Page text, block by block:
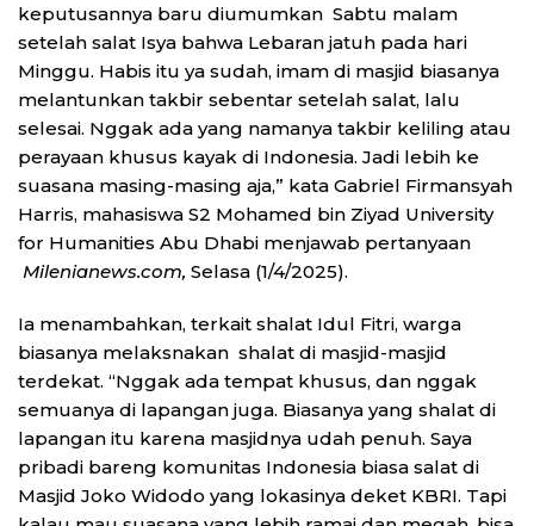
keputusannya baru diumumkan Sabtu malam
setelah salat Isya bahwa Lebaran jatuh pada hari
Minggu. Habis itu ya sudah, imam di masjid biasanya
melantunkan takbir sebentar setelah salat, lalu
selesai. Nggak ada yang namanya takbir keliling atau
perayaan khusus kayak di Indonesia. Jadi lebih ke
suasana masing-masing aja,” kata Gabriel Firmansyah
Harris, mahasiswa S2 Mohamed bin Ziyad University
for Humanities Abu Dhabi menjawab pertanyaan
Milenianews.com, Selasa (1/4/2025).
Ia menambahkan, terkait shalat Idul Fitri, warga
biasanya melaksnakan shalat di masjid-masjid
terdekat. “Nggak ada tempat khusus, dan nggak
semuanya di lapangan juga. Biasanya yang shalat di
lapangan itu karena masjidnya udah penuh. Saya
pribadi bareng komunitas Indonesia biasa salat di
Masjid Joko Widodo yang lokasinya deket KBRI. Tapi